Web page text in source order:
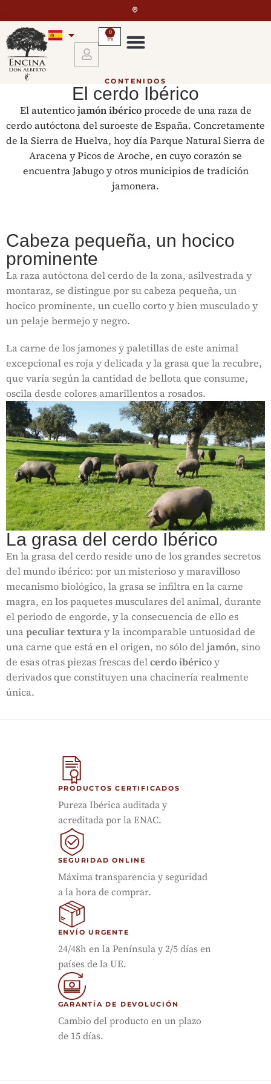
0
CONTENIDOS
El cerdo Ibérico
El autenticojamón ibéricoprocede de una raza de
cerdo autóctona del suroeste de España. Concretamente
de la Sierra de Huelva, hoy día Parque Natural Sierra de
Aracena y Picos de Aroche, en cuyo corazón se
encuentra Jabugo y otros municipios de tradición
jamonera.
Cabeza pequeña, un hocico
prominente
La raza autóctona del cerdo de la zona, asilvestrada y
montaraz, se distingue por su cabeza pequeña, un
hocico prominente, un cuello corto y bien musculado y
un pelaje bermejo y negro.
La carne de los jamones y paletillas de este animal
excepcional es roja y delicada y la grasa que la recubre,
que varía según la cantidad de bellota que consume,
oscila desde colores amarillentos a rosados.
La grasa del cerdo Ibérico
En la grasa del cerdo reside uno de los grandes secretos
del mundo ibérico: por un misterioso y maravilloso
mecanismo biológico, la grasa se infiltra en la carne
magra, en los paquetes musculares del animal, durante
el periodo de engorde, y la consecuencia de ello es
unapeculiar texturay la incomparable untuosidad de
una carne que está en el origen, no sólo deljamón, sino
de esas otras piezas frescas delcerdo ibéricoy
derivados que constituyen una chacinería realmente
única.
PRODUCTOS CERTIFICADOS
Pureza Ibérica auditada y
acreditada por la ENAC.
SEGURIDAD ONLINE
Máxima transparencia y seguridad
a la hora de comprar.
ENVÍO URGENTE
24/48h en la Península y 2/5 días en
países de la UE.
GARANTÍA DE DEVOLUCIÓN
Cambio del producto en un plazo
de 15 días.